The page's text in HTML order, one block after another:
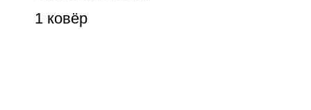
1 ковёр